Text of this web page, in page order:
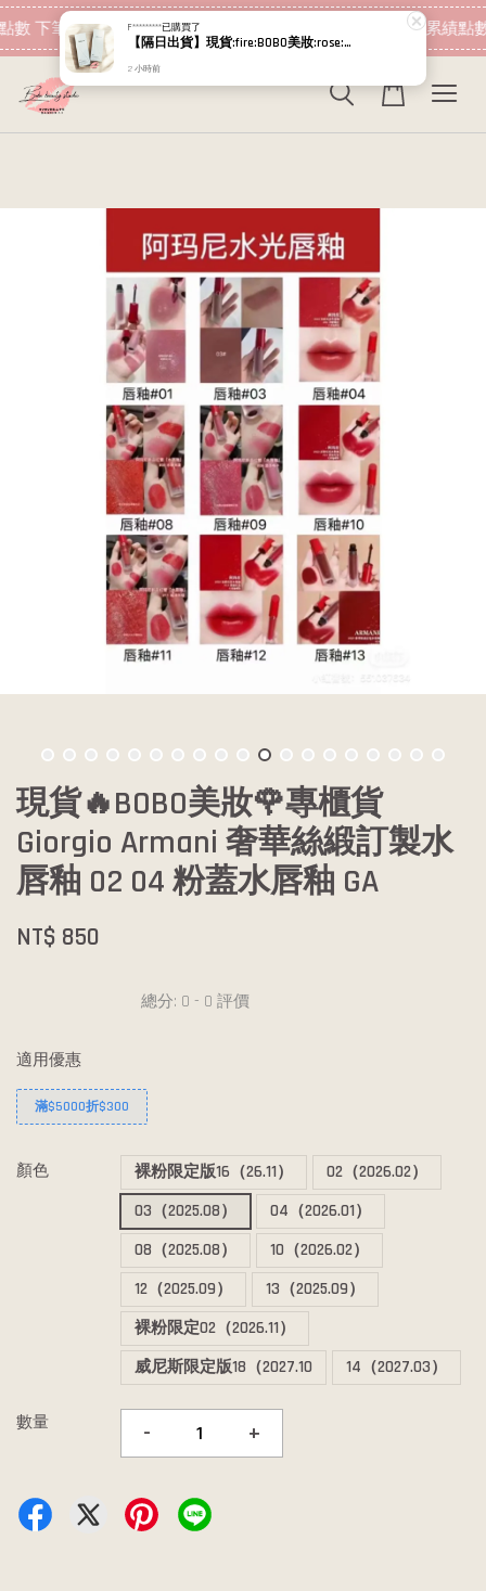
下筆消費即可折抵 現在去購物！ 加入會員 消費即可累績點
現貨🔥BOBO美妝🌹專櫃貨
Giorgio Armani 奢華絲緞訂製水
唇釉 02 04 粉蓋水唇釉 GA
NT$ 850
總分: 0 - 0 評價
適用優惠
滿$5000折$300
顏色 裸粉限定版16（26.11）
02（2026.02）
03（2025.08）
04（2026.01）
08（2025.08）
10（2026.02）
12（2025.09）
13（2025.09）
裸粉限定02（2026.11）
威尼斯限定版18（2027.10
14（2027.03）
數量 - +
F*********已購買了
【隔日出貨】現貨:fire:BOBO美妝:rose:專櫃貨 2025新款 RELOVE 淨柔白桃 私密美白賦活晶球凝露30ml
2 小時前